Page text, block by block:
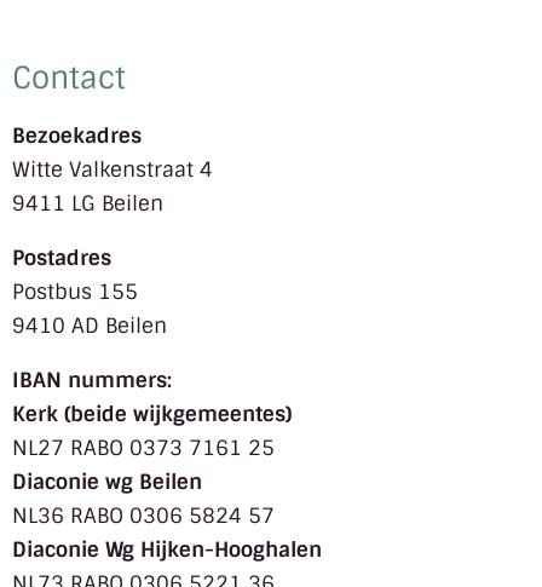
Contact
Bezoekadres
Witte Valkenstraat 4
9411 LG Beilen
Postadres
Postbus 155
9410 AD Beilen
IBAN nummers:
Kerk (beide wijkgemeentes)
NL27 RABO 0373 7161 25
Diaconie wg Beilen
NL36 RABO 0306 5824 57
Diaconie Wg Hijken-Hooghalen